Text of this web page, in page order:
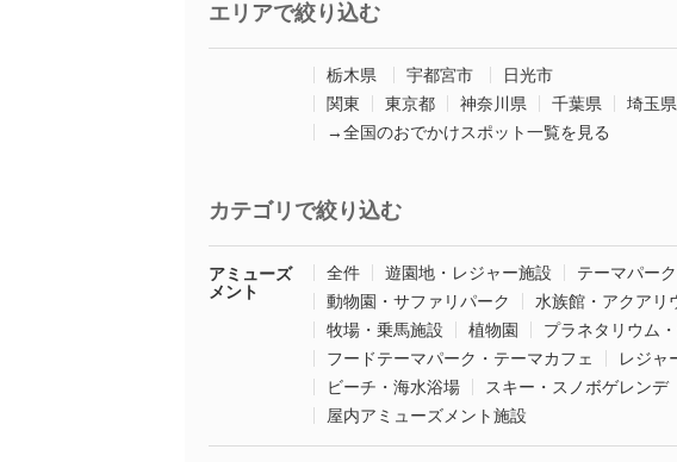
エリアで絞り込む
栃木県 宇都宮市
日光市
関東
東京都 神奈川県 千葉県 埼玉県
→全国のおでかけスポット一覧を見る
カテゴリで絞り込む
アミューズ
メント
全件 遊園地・レジャー施設
テーマパー
動物園・サファリパーク
水族館・アクアリ
牧場・乗馬施設
植物園 プラネタリウム
フードテーマパーク・テーマカフェ
レジャ
ビーチ・海水浴場
スキー・スノボゲレンデ
屋内アミューズメント施設